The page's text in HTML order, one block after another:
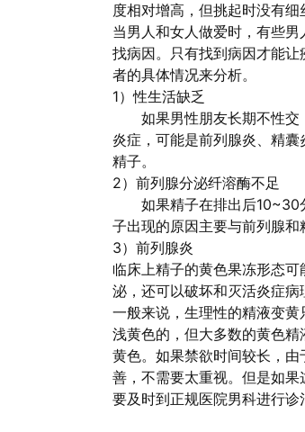
度相对增高，但挑起时没有
当男人和女人做爱时，有些
找病因。只有找到病因才能
者的具体情况来分析。
1）性生活缺乏
如果男性朋友长期不性交
炎症，可能是前列腺炎、精
精子。
2）前列腺分泌纤溶酶不足
如果精子在排出后10~30分
子出现的原因主要与前列腺和
3）前列腺炎
临床上精子的黄色果冻形态
泌，还可以破坏和灭活炎症病
一般来说，生理性的精液变
浅黄色的，但大多数的黄色
黄色。如果禁欲时间较长，
善，不需要太重视。但是如
要及时到正规医院男科进行诊